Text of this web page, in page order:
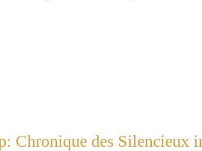
Chronique des Silencieux